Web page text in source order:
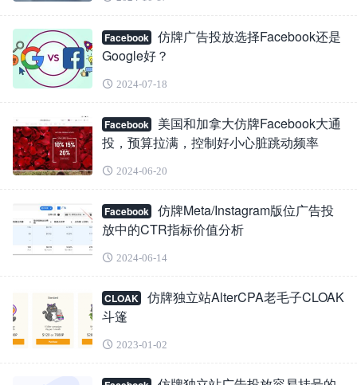
Facebook
仿牌广告投放选择Facebook还是
Google好？
2024-07-18
Facebook
美国和加拿大仿牌Facebook大通
投，预算拉满，控制好小心脏跳动频率
2024-06-20
Facebook
仿牌Meta/Instagram版位广告投
放中的CTR指标价值分析
2024-06-14
CLOAK
仿牌独立站AlterCPA老毛子CLOAK
斗篷
2023-01-02